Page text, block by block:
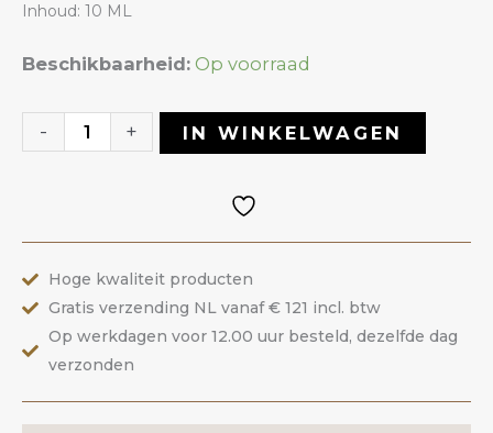
Inhoud: 10 ML
Beschikbaarheid: Op voorraad
-
Gelpolish
Milky
ANOLE
aantal
+ IN WINKELWAGEN
Hoge kwaliteit producten
Gratis verzending NL vanaf € 121 incl. btw
Op werkdagen voor 12.00 uur besteld, dezelfde dag
verzonden